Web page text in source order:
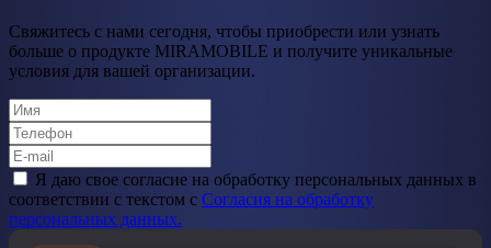
Свяжитесь с нами сегодня, чтобы приобрести или узнать
больше о продукте MIRAMOBILE и получите уникальные
условия для вашей организации.
Я даю свое cогласие на обработку персональных данных в
соответствии с текстом с Согласия на обработку
персональных данных.